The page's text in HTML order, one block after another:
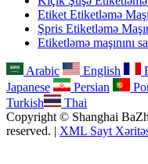
Etiket Etiketləmə
Şpris Etiketləmə
Etiketləmə maşınını
Arabic English
Japanese
Persian
Turkish
Thai
Copyright © Shanghai
reserved. | XML Sayt